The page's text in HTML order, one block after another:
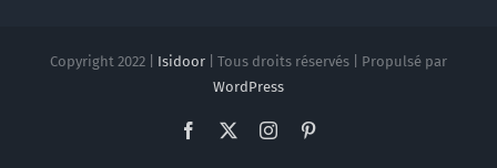
Copyright 2022 | Isidoor | Tous droits réservés | Propulsé par
WordPress
Facebook Instagram